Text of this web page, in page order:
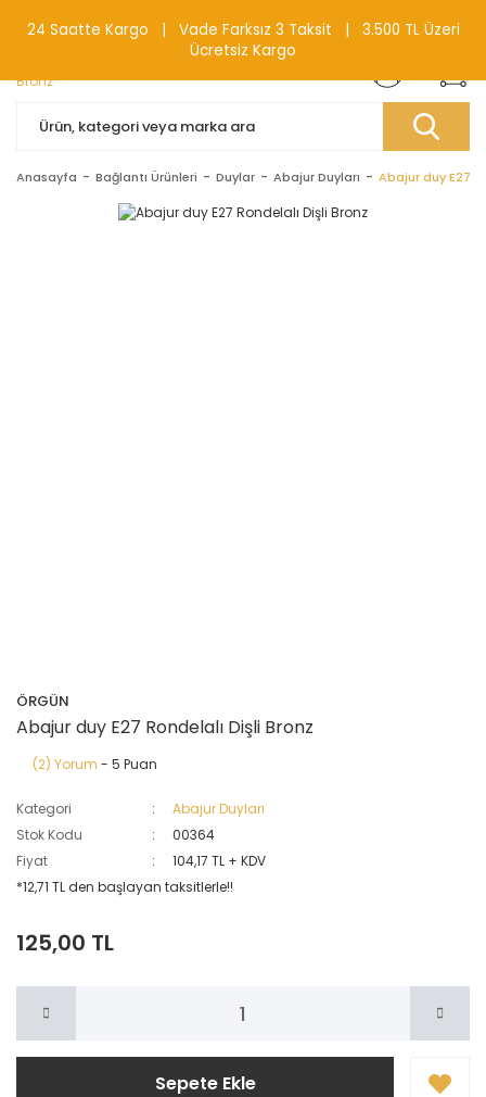
0(212) 240 87 88
Anasayfa Bağlantı Ürünleri Duylar Abajur Duyları Abajur duy E27
ÖRGÜN
Abajur duy E27 Rondelalı Dişli Bronz
(2) Yorum - 5 Puan
Kategori
Abajur Duyları
Stok Kodu
00364
Fiyat
104,17 TL + KDV
*12,71 TL den başlayan taksitlerle!!
125,00 TL
Sepete Ekle
24 Saatte Kargo | Vade Farksız 3 Taksit | 3.500 TL Üzeri
Ücretsiz Kargo